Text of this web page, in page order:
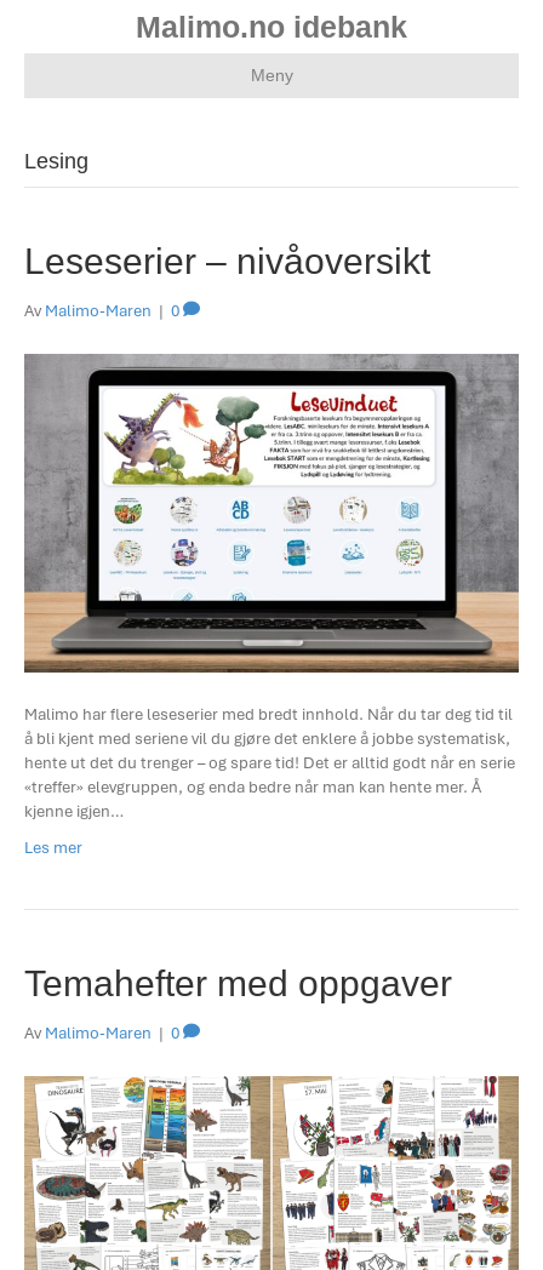
Malimo.no idebank
Meny
Lesing
Leseserier – nivåoversikt
Av Malimo-Maren | 0
Malimo har flere leseserier med bredt innhold. Når du tar deg tid til
å bli kjent med seriene vil du gjøre det enklere å jobbe systematisk,
hente ut det du trenger – og spare tid! Det er alltid godt når en serie
«treffer» elevgruppen, og enda bedre når man kan hente mer. Å
kjenne igjen…
Les mer
Temahefter med oppgaver
Av Malimo-Maren | 0